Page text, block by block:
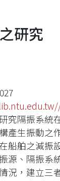
研究
究隔振系統
產生振動之
船舶之減振
源、隔振系
況，建立三